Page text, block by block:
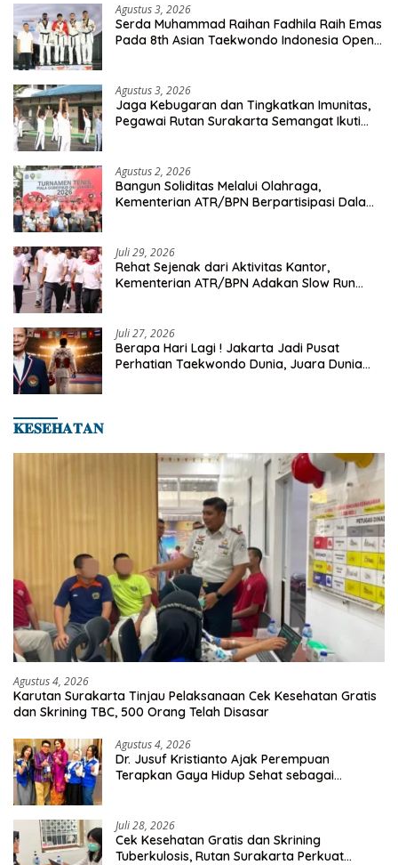
Agustus 3, 2026
Serda Muhammad Raihan Fadhila Raih Emas
Pada 8th Asian Taekwondo Indonesia Open
Agustus 3, 2026
Jaga Kebugaran dan Tingkatkan Imunitas,
Pegawai Rutan Surakarta Semangat Ikuti
Agustus 2, 2026
Bangun Soliditas Melalui Olahraga,
Kementerian ATR/BPN Berpartisipasi Dalam
Juli 29, 2026
Rehat Sejenak dari Aktivitas Kantor,
Kementerian ATR/BPN Adakan Slow Run
Juli 27, 2026
Berapa Hari Lagi ! Jakarta Jadi Pusat
Perhatian Taekwondo Dunia, Juara Dunia
𝐊𝐄𝐒𝐄𝐇𝐀𝐓𝐀𝐍
Agustus 4, 2026
Karutan Surakarta Tinjau Pelaksanaan Cek Kesehatan Gratis
dan Skrining TBC, 500 Orang Telah Disasar
Agustus 4, 2026
Dr. Jusuf Kristianto Ajak Perempuan
Terapkan Gaya Hidup Sehat sebagai
Juli 28, 2026
Cek Kesehatan Gratis dan Skrining
Tuberkulosis, Rutan Surakarta Perkuat